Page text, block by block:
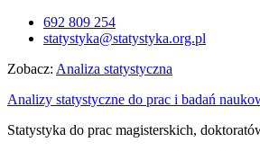
Skip
692 809 254
statystyka@statystyka.org.pl
Zobacz: Analiza statystyczna
Analizy statystyczne do prac i badań
Statystyka do prac magisterskich,